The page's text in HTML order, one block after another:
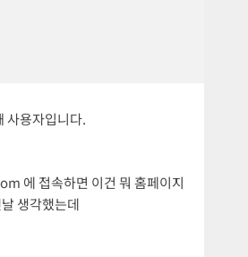
사용자입니다.
에 접속하면 이건 뭐 홈페이지
생각했는데